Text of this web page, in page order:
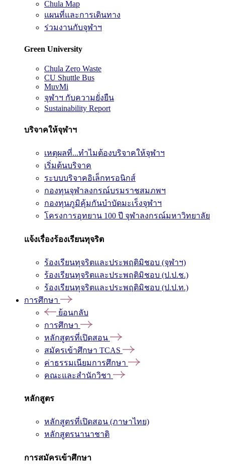
Chula Map
แผนที่และการเดินทาง
ร่วมงานกับจุฬาฯ
Green University
Chula Zero Waste
CU Shuttle Bus
MuvMi
จุฬาฯ กับความยั่งยืน
Sustainability Report
บริจาคให้จุฬาฯ
เหตุผลที่...ทำไมต้องบริจาคให้จุฬาฯ
เริ่มต้นบริจาค
ระบบบริจาคอิเล็กทรอนิกส์
กองทุนจุฬาลงกรณ์บรมราชสมภพฯ
กองทุนภูมิคุ้มกันบำบัดมะเร็งจุฬาฯ
โครงการอุทยาน 100 ปี จุฬาลงกรณ์มหาวิทยาลัย
แจ้งเรื่องร้องเรียนทุจริต
ร้องเรียนทุจริตและประพฤติมิชอบ (จุฬาฯ)
ร้องเรียนทุจริตและประพฤติมิชอบ (ป.ป.ช.)
ร้องเรียนทุจริตและประพฤติมิชอบ (ป.ป.ท.)
การศึกษา
ย้อนกลับ
การศึกษา
หลักสูตรที่เปิดสอน
สมัครเข้าศึกษา TCAS
ค่าธรรมเนียมการศึกษา
คณะและสำนักวิชา
หลักสูตร
หลักสูตรที่เปิดสอน (ภาษาไทย)
หลักสูตรนานาชาติ
การสมัครเข้าศึกษา